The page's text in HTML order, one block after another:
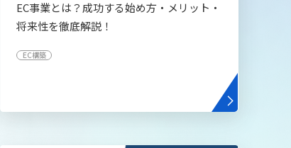
EC事業とは？成功する始め方・メリット・
将来性を徹底解説！
EC構築